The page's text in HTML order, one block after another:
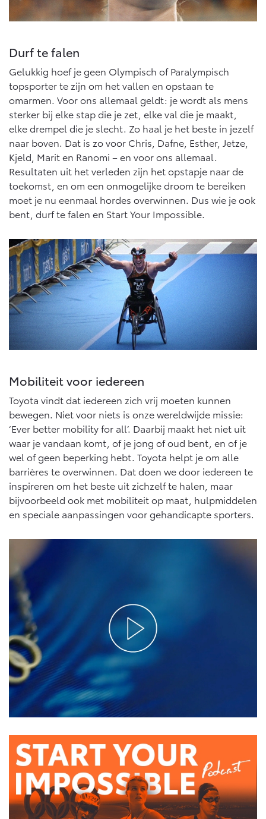
Durf te falen
Gelukkig hoef je geen Olympisch of Paralympisch
topsporter te zijn om het vallen en opstaan te
omarmen. Voor ons allemaal geldt: je wordt als mens
sterker bij elke stap die je zet, elke val die je maakt,
elke drempel die je slecht. Zo haal je het beste in jezelf
naar boven. Dat is zo voor Chris, Dafne, Esther, Jetze,
Kjeld, Marit en Ranomi – en voor ons allemaal.
Resultaten uit het verleden zijn het opstapje naar de
toekomst, en om een onmogelijke droom te bereiken
moet je nu eenmaal hordes overwinnen. Dus wie je ook
bent, durf te falen en Start Your Impossible.
Mobiliteit voor iedereen
Toyota vindt dat iedereen zich vrij moeten kunnen
bewegen. Niet voor niets is onze wereldwijde missie:
‘Ever better mobility for all’. Daarbij maakt het niet uit
waar je vandaan komt, of je jong of oud bent, en of je
wel of geen beperking hebt. Toyota helpt je om alle
barrières te overwinnen. Dat doen we door iedereen te
inspireren om het beste uit zichzelf te halen, maar
bijvoorbeeld ook met mobiliteit op maat, hulpmiddelen
en speciale aanpassingen voor gehandicapte sporters.